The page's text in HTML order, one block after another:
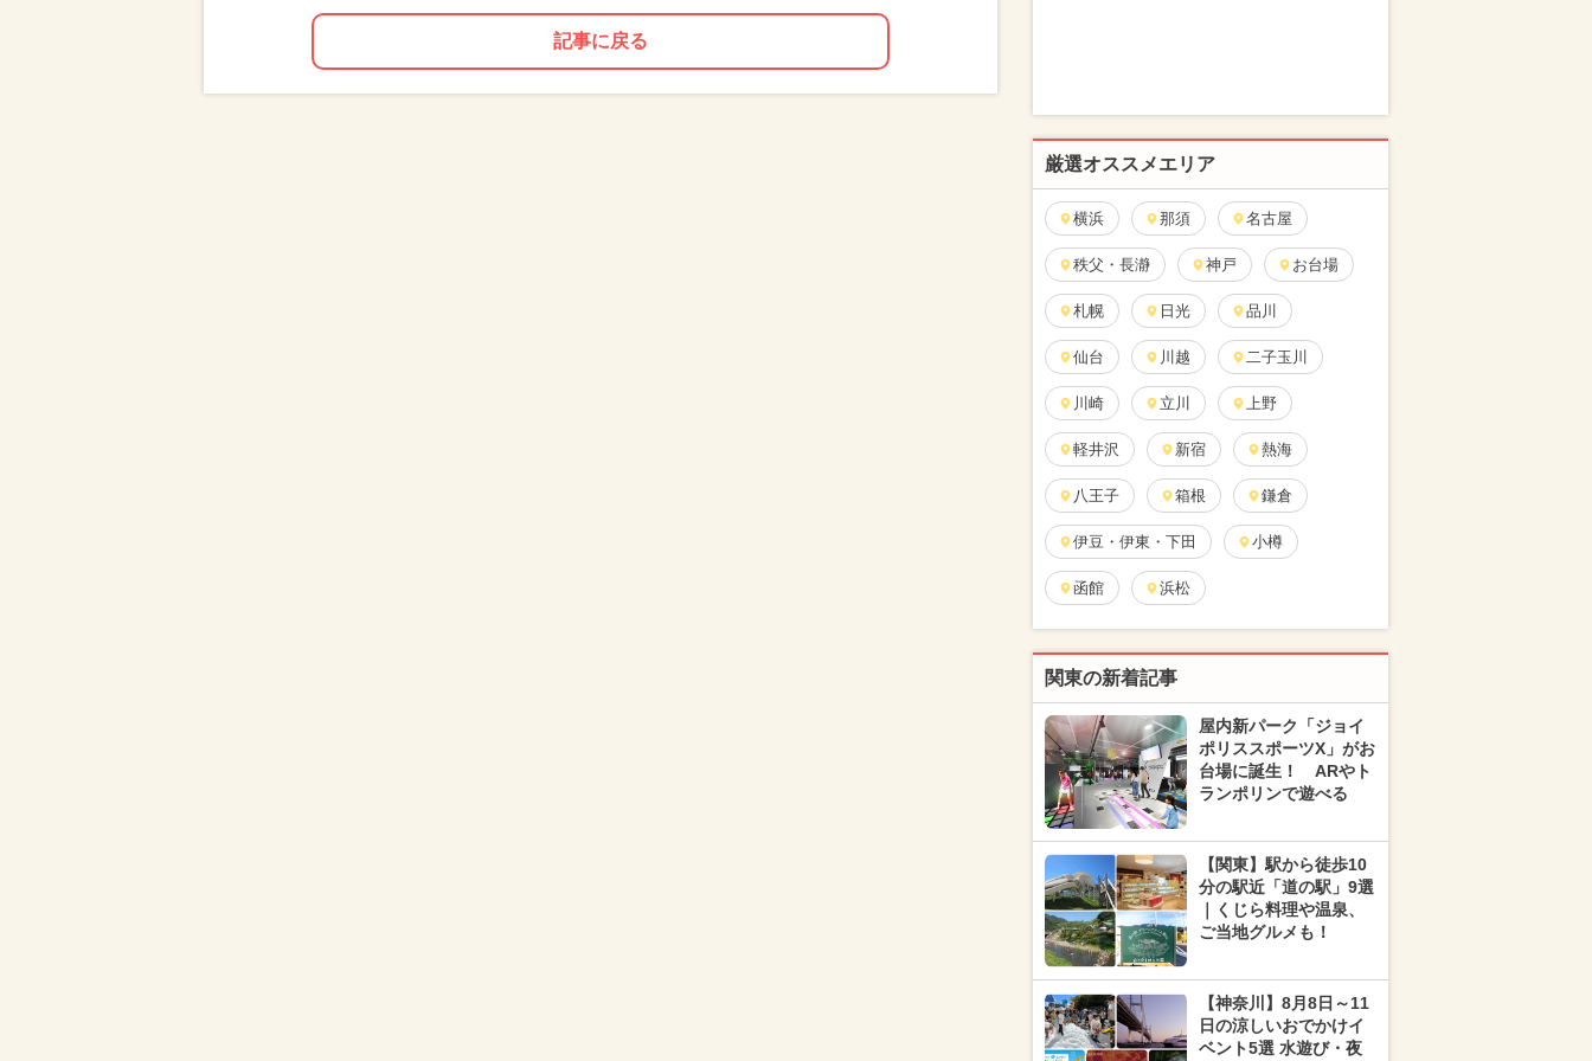
記事に戻る
厳選オススメエリア
横浜 那須 名古屋
秩父・長瀞 神戸 お台場
札幌 日光 品川
仙台 川越 二子玉川
川崎 立川 上野
軽井沢 新宿 熱海
八王子 箱根 鎌倉
伊豆・伊東・下田 小樽
函館 浜松
関東の新着記事
屋内新パーク「ジョイ
ポリススポーツX」がお
台場に誕生！ ARやト
ランポリンで遊べる
【関東】駅から徒歩10
分の駅近「道の駅」9選
｜くじら料理や温泉、
ご当地グルメも！
【神奈川】8月8日～11
日の涼しいおでかけイ
ベント5選 水遊び・夜